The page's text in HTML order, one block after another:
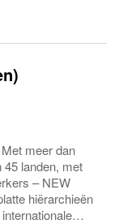
meer dan
45 landen, met
– NEW
hiërarchieën